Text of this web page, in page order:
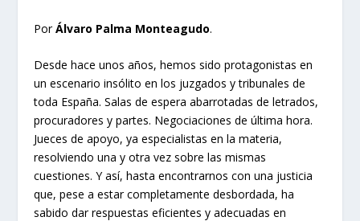
PorÁlvaro Palma Monteagudo.
Desde hace unos años, hemos sido protagonistas en
un escenario insólito en los juzgados y tribunales de
toda España. Salas de espera abarrotadas de letrados,
procuradores y partes. Negociaciones de última hora.
Jueces de apoyo, ya especialistas en la materia,
resolviendo una y otra vez sobre las mismas
cuestiones. Y así, hasta encontrarnos con una justicia
que, pese a estar completamente desbordada, ha
sabido dar respuestas eficientes y adecuadas en